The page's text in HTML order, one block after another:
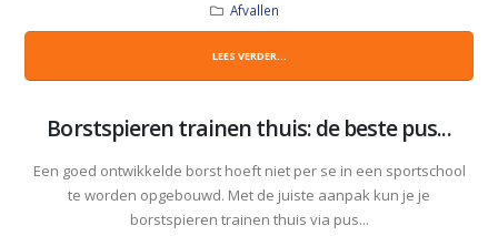
Afvallen
LEES VERDER...
Borstspieren trainen thuis: de beste pus...
Een goed ontwikkelde borst hoeft niet per se in een sportschool
te worden opgebouwd. Met de juiste aanpak kun je je
borstspieren trainen thuis via pus...